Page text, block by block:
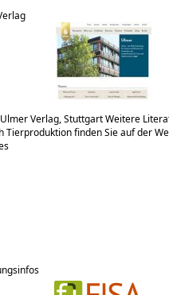
Verlag, Stuttgart Weitere
Tierproduktion finden Sie auf der